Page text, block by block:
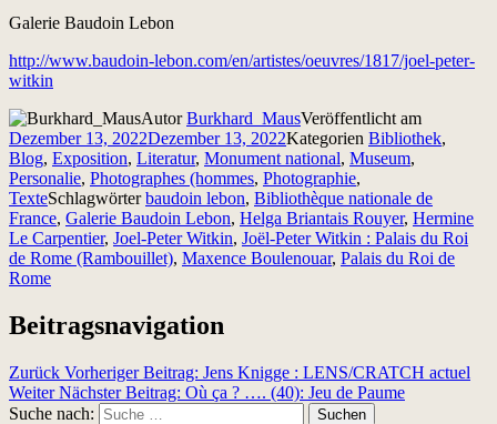
Galerie Baudoin Lebon
http://www.baudoin-lebon.com/en/artistes/oeuvres/1817/joel-peter-
witkin
AutorBurkhard_MausVeröffentlicht am
Dezember 13, 2022Dezember 13, 2022Kategorien Bibliothek,
Blog, Exposition, Literatur, Monument national, Museum,
Personalie, Photographes (hommes, Photographie,
TexteSchlagwörterbaudoin lebon, Bibliothèque nationale de
France, Galerie Baudoin Lebon, Helga Briantais Rouyer, Hermine
Le Carpentier, Joel-Peter Witkin, Joël-Peter Witkin : Palais du Roi
de Rome (Rambouillet), Maxence Boulenouar, Palais du Roi de
Rome
Beitragsnavigation
Zurück Vorheriger Beitrag: Jens Knigge : LENS/CRATCH actuel
Weiter Nächster Beitrag: Où ça ? …. (40): Jeu de Paume
Suche nach:
Suchen